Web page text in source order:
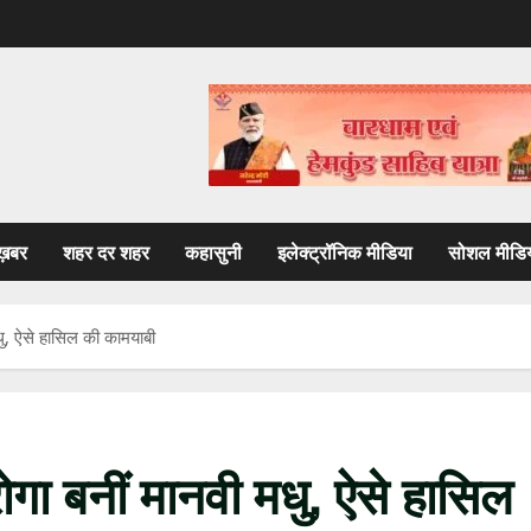
शहर दर शहर कहासुनी इलेक्ट्रॉनिक मीडिया सोशल
ऐसे हासिल की कामयाबी
बनीं मानवी मधु, ऐसे हासिल